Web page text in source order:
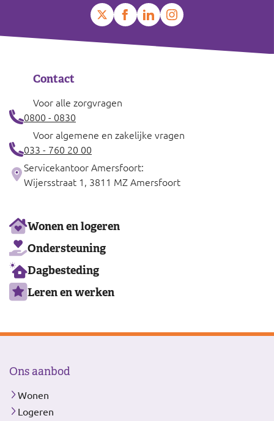
Contact
Voor alle zorgvragen
0800 - 0830
Voor algemene en zakelijke vragen
033 - 760 20 00
Servicekantoor Amersfoort:
Wijersstraat 1, 3811 MZ Amersfoort
Ons
aanbod
Wonen en logeren
Ondersteuning
Dagbesteding
Leren en werken
Ons aanbod
Wonen
Logeren